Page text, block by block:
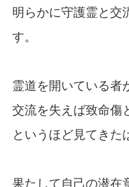
明らかに守護霊と交
す。
霊道を開いている者
交流を失えば致命傷
というほど見てきた
果たして自己の潜在